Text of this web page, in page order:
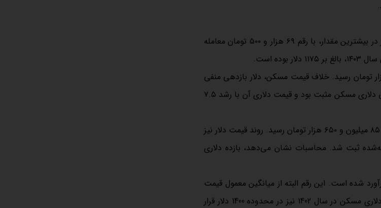
قیمت مسکن در فروردین ماه سال گذشته بالغ بر ۸۱ میلیون و ۶۳۰ هزار تومان بود؛‌ دلار نیز در بیشترین مقدار، با رقم ۶۹ هزار و ۵۰۰ تومان معامله
است.
ماه، متوسط قیمت مسکن ۲.۶ درصد رشد کرد و به رقم ۸۳ میلیون و ۷۵۰ هزار تومان رسید. خلاف قیمت مسکن، دلار بازدهی منفی
داشت و با افت ۴.۵ درصدی، با رقم ۶۶ هزار و ۳۵۰ تومان ثبت شد. به این ترتیب، بازدهی دلاری مسکن مثبت بود و قیمت دلاری آن با رشد ۷.۵
همین الگو بار دیگر در خردادماه تکرار شد و قیمت مسکن با افزایش ۲.۳ درصدی، به متری ۸۵ میلیون و ۶۵۰ هزار تومان رسید. روند قیمت دلار نیز
تومان در بیشترین مقدار معامله‌شده ثبت شد. محاسبات نشان می‌دهد، بازده دلاری
در سومین ماه از سال گذشته با رشد ۱۳.۶ درصدی، حدود ۱۴۳۴ دلار برآورد شده است. این رقم البته از میانگین معمول قیمت
دلاری مسکن یعنی بازه 1100 تا 1200 دلار بالاتر است. باید اشاره داشت که میانگین قیمت دلاری مسکن در سال 1402 نیز در محدوده 1400 دلار قرار